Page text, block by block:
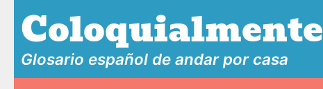
Coloquialmente
Glosario español de andar por casa